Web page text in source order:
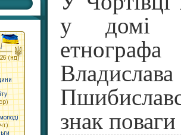
у домі
Владислава
знак